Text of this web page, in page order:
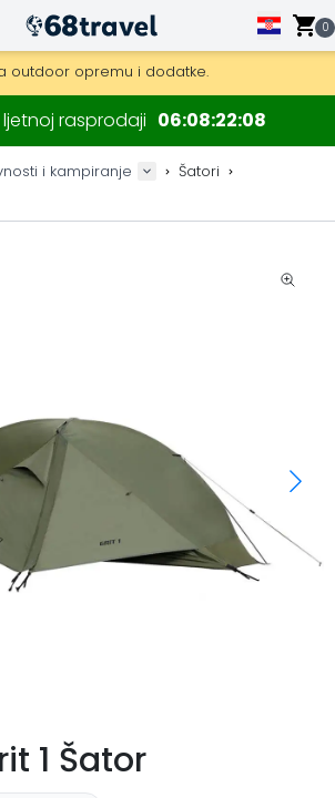
0
Expressom (dostava unutar 24 sata)
90 dana za drvene karte i dekoracije.
outdoor opremu i dodatke.
rasprodaji 06 08 22 08
i kampiranje
Šatori
1 Šator